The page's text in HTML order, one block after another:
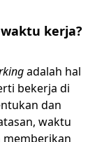
kerja?
adalah hal
bekerja di
dan
waktu